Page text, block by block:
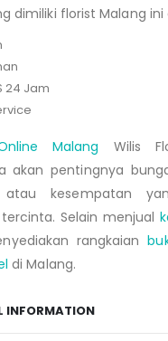
dimiliki florist Malang
24 Jam
Malang Wilis
akan pentingnya
kesempatan
Selain menjual
rangkaian
di Malang.
INFORMATION